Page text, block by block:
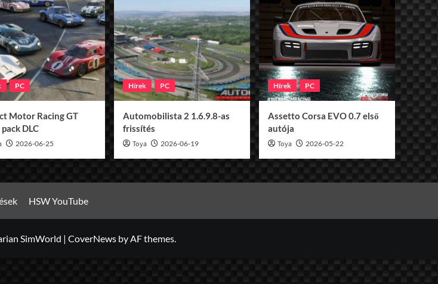
PC
Motor Racing GT
DLC
2026-06-25
Hírek PC
Automobilista 2 1.6.9.8-as
frissítés
Toya 2026-06-19
Hírek PC
Assetto Corsa EVO 0.7 első
autója
Toya 2026-05-22
HSW YouTube
SimWorld | CoverNewsby AF themes.